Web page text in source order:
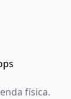
física.